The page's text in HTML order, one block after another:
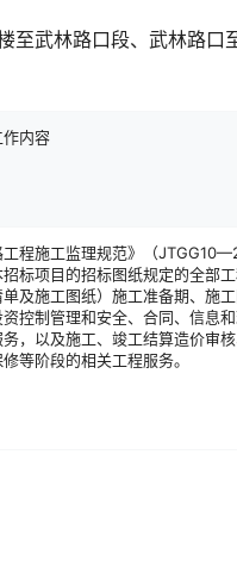
至武林路口段、武林路口
作内容
工程施工监理规范》（
招标项目的招标图纸规定的全部
及施工图纸）施工准备期、施
资控制管理和安全、合同、信息
，以及施工、竣工结算造价审
等阶段的相关工程服务。